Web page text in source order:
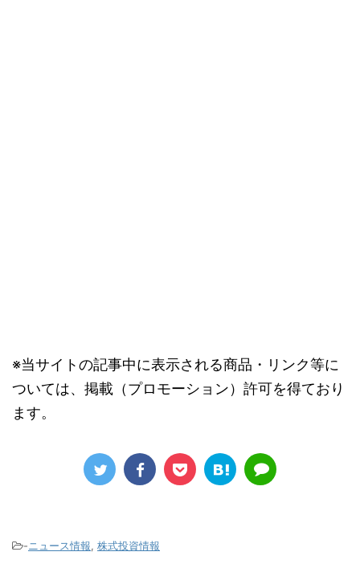
※当サイトの記事中に表示される商品・リンク等に
ついては、掲載（プロモーション）許可を得ており
ます。
-ニュース情報, 株式投資情報